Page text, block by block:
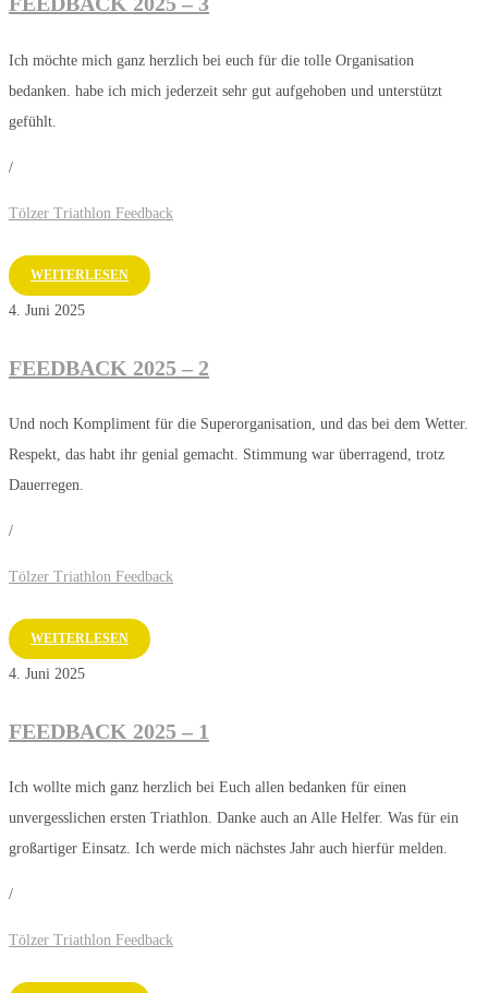
Ich möchte mich ganz herzlich bei euch für die tolle Organisation
bedanken. habe ich mich jederzeit sehr gut aufgehoben und unterstützt
gefühlt.
/
Tölzer Triathlon Feedback
WEITERLESEN
4. Juni 2025
FEEDBACK 2025 – 2
Und noch Kompliment für die Superorganisation, und das bei dem Wetter.
Respekt, das habt ihr genial gemacht. Stimmung war überragend, trotz
Dauerregen.
/
Tölzer Triathlon Feedback
WEITERLESEN
4. Juni 2025
FEEDBACK 2025 – 1
Ich wollte mich ganz herzlich bei Euch allen bedanken für einen
unvergesslichen ersten Triathlon. Danke auch an Alle Helfer. Was für ein
großartiger Einsatz. Ich werde mich nächstes Jahr auch hierfür melden.
/
Tölzer Triathlon Feedback